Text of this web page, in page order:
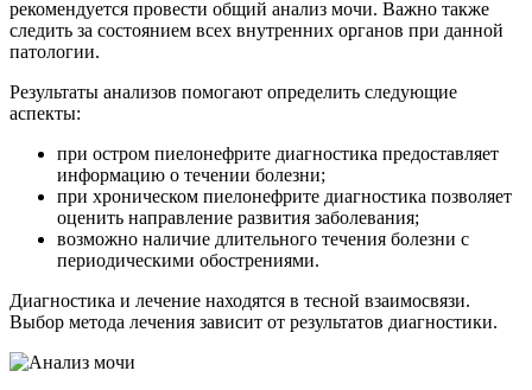
рекомендуется провести общий анализ мочи. Важно также
следить за состоянием всех внутренних органов при данной
патологии.
Результаты анализов помогают определить следующие
аспекты:
при остром пиелонефрите диагностика предоставляет
информацию о течении болезни;
при хроническом пиелонефрите диагностика позволяет
оценить направление развития заболевания;
возможно наличие длительного течения болезни с
периодическими обострениями.
Диагностика и лечение находятся в тесной взаимосвязи.
Выбор метода лечения зависит от результатов диагностики.